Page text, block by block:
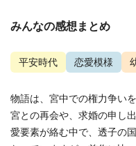
みんなの感想まとめ
平安時代 恋愛模様
物語は、宮中での権力争い
宮との再会や、求婚の申し
愛要素が絡む中で、透子の